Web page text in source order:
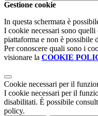
Gestione cookie
In questa schermata è
I cookie necessari sono
piattaforma e non è possibile
Per conoscere quali sono i
visionare la COOKIE
Cookie necessari per il
I cookie necessari per il
disabilitati. È possibile
policy.